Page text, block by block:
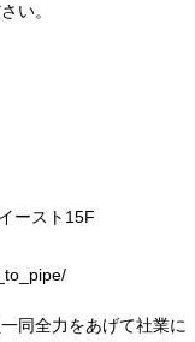
い。
ースト15F
同全力をあげて社業に